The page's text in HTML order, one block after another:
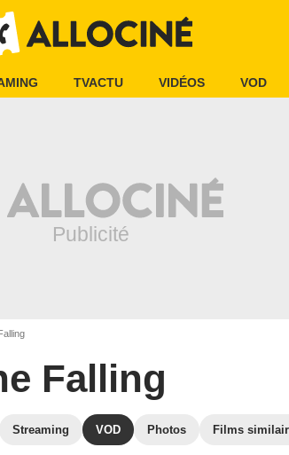
TVACTU VIDÉOS VOD
Falling
Streaming VOD Photos Films